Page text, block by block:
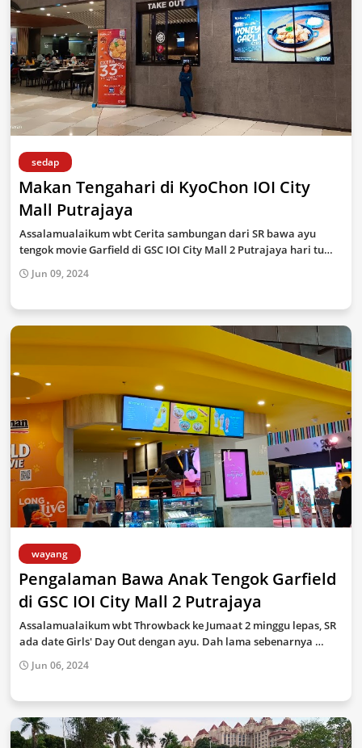
sedap
Makan Tengahari di KyoChon IOI City
Mall Putrajaya
Assalamualaikum wbt Cerita sambungan dari SR bawa ayu
tengok movie Garfield di GSC IOI City Mall 2 Putrajaya hari tu…
Jun 09, 2024
wayang
Pengalaman Bawa Anak Tengok Garfield
di GSC IOI City Mall 2 Putrajaya
Assalamualaikum wbt Throwback ke Jumaat 2 minggu lepas, SR
ada date Girls' Day Out dengan ayu. Dah lama sebenarnya …
Jun 06, 2024